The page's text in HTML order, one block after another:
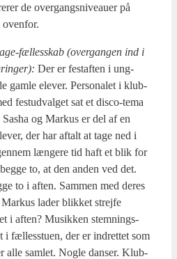
de over­gangs­ni­veau­er på
fæl­les­skab (over­gan­gen ind i
Der er festaf­ten i ung­
gam­le ele­ver. Per­so­na­let i klub­
fest­ud­val­get sat et disco-tema
og Mar­kus er del af en
der har aftalt at tage ned i
læn­ge­re tid haft et blik for
to, at den anden ved det.
to i aften. Sam­men med deres
lader blik­ket strej­fe
i aften? Musik­ken stem­nings­
i fæl­les­stu­en, der er ind­ret­tet som
alle sam­let. Nog­le dan­ser. Klub­